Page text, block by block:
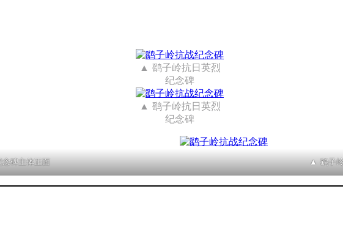
鹞子岭抗日英烈
纪念碑
鹞子岭抗日英烈
纪念碑
念碑主体正面 鹞子